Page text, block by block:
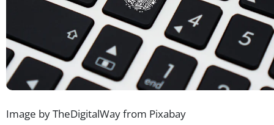
Image by TheDigitalWay from Pixabay